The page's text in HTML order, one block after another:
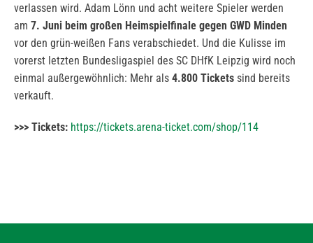
verlassen wird. Adam Lönn und acht weitere Spieler werden
am 7. Juni beim großen Heimspielfinale gegen GWD Minden
vor den grün-weißen Fans verabschiedet. Und die Kulisse im
vorerst letzten Bundesligaspiel des SC DHfK Leipzig wird noch
einmal außergewöhnlich: Mehr als 4.800 Tickets sind bereits
verkauft.
>>> Tickets: https://tickets.arena-ticket.com/shop/114